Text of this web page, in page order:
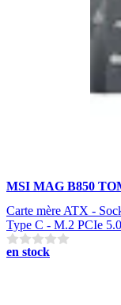
MSI MAG B850
Carte mère ATX -
Type C - M.2 PCIe
en stock